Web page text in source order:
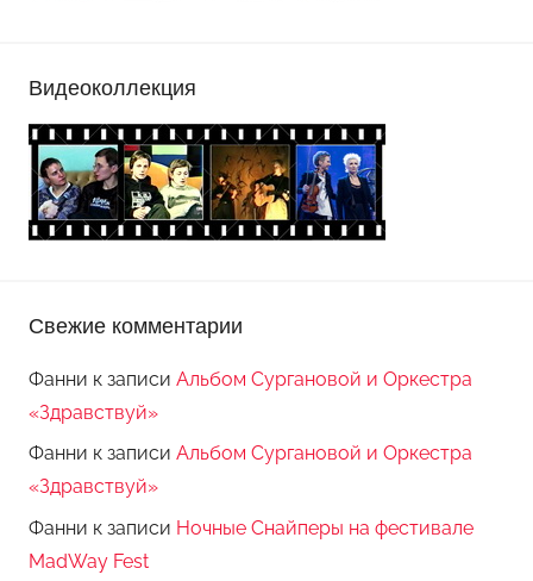
Видеоколлекция
Свежие комментарии
Фанни к записи Альбом Сургановой и Оркестра
«Здравствуй»
Фанни к записи Альбом Сургановой и Оркестра
«Здравствуй»
Фанни к записи Ночные Снайперы на фестивале
MadWay Fest